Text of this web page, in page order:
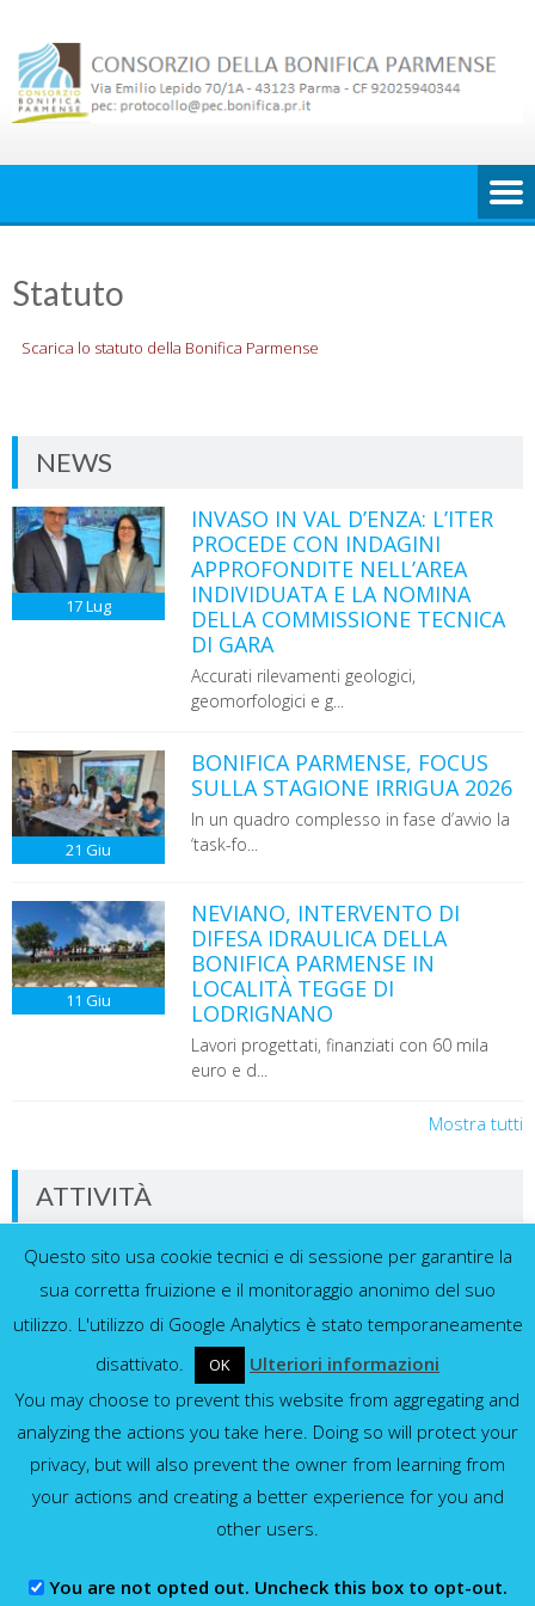
content
Statuto
Scarica lo statuto della Bonifica Parmense
NEWS
17Lug
INVASO IN VAL D’ENZA: L’ITER
PROCEDE CON INDAGINI
APPROFONDITE NELL’AREA
INDIVIDUATA E LA NOMINA
DELLA COMMISSIONE TECNICA
DI GARA
Accurati rilevamenti geologici,
geomorfologici e g...
21 Giu
BONIFICA PARMENSE, FOCUS
SULLA STAGIONE IRRIGUA 2026
In un quadro complesso in fase d’avvio la
‘task-fo...
11 Giu
NEVIANO, INTERVENTO DI
DIFESA IDRAULICA DELLA
BONIFICA PARMENSE IN
LOCALITÀ TEGGE DI
LODRIGNANO
Lavori progettati, finanziati con 60 mila
euro e d...
Mostra tutti
ATTIVITÀ
Dati in tempo reale dalla nostra rete di
sensori
Idrometri e pluviometri
Mostra tutti
Consorzio della Bonifica Parmense
Questo sito usa cookie tecnici e di sessione per garantire la
sua corretta fruizione e il monitoraggio anonimo del suo
utilizzo. L'utilizzo di Google Analytics è stato temporaneamente
disattivato.
OK
Ulteriori informazioni
You may choose to prevent this website from aggregating and
analyzing the actions you take here. Doing so will protect your
privacy, but will also prevent the owner from learning from
your actions and creating a better experience for you and
other users.
You are not opted out. Uncheck this box to opt-out.